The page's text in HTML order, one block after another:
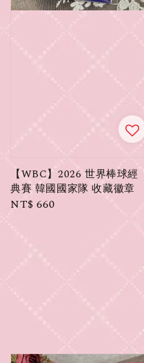
【WBC】2026 世界棒球經
典賽 韓國國家隊 收藏徽章
Regular
NT$ 660